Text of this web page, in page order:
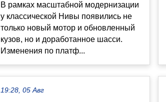
В рамках масштабной модернизации
у классической Нивы появились не
только новый мотор и обновленный
кузов, но и доработанное шасси.
Изменения по платф...
19:28, 05 Авг